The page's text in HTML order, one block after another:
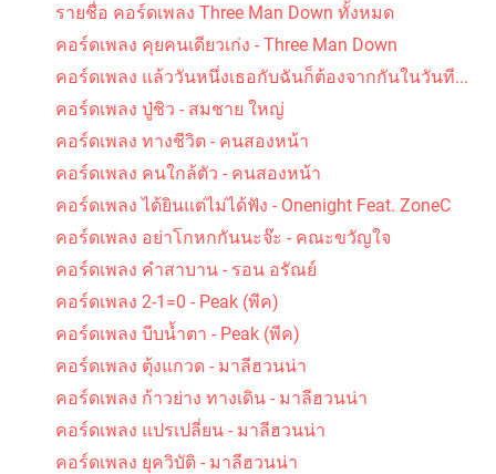
คอร์ดเพลง ปลาแดก - ปู พงษ์สิทธิ์ คำภีร์
คอร์ดเพลง นางสาวขนุน - สันติภาพ
รายชื่อ คอร์ดเพลง Three Man Down ทั้งหมด
คอร์ดเพลง คุยคนเดียวเก่ง - Three Man Down
คอร์ดเพลง แล้ววันหนึ่งเธอกับฉันก็ต้องจากกันในวันที...
คอร์ดเพลง ปู่ชิว - สมชาย ใหญ่
คอร์ดเพลง ทางชีวิต - คนสองหน้า
คอร์ดเพลง คนใกล้ตัว - คนสองหน้า
คอร์ดเพลง ได้ยินแต่ไม่ได้ฟัง - Onenight Feat. ZoneC
คอร์ดเพลง อย่าโกหกกันนะจ๊ะ - คณะขวัญใจ
คอร์ดเพลง คำสาบาน - รอน อรัณย์
คอร์ดเพลง 2-1=0 - Peak (พีค)
คอร์ดเพลง บีบน้ำตา - Peak (พีค)
คอร์ดเพลง ตุ้งแกวด - มาลีฮวนน่า
คอร์ดเพลง ก้าวย่าง ทางเดิน - มาลีฮวนน่า
คอร์ดเพลง แปรเปลี่ยน - มาลีฮวนน่า
คอร์ดเพลง ยุควิบัติ - มาลีฮวนน่า